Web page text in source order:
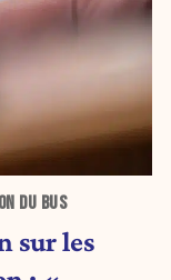
DU BUS
sur les